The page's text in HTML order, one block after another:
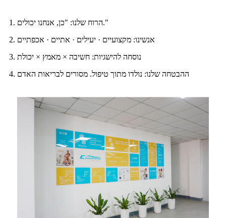
1. הרוח שלנו: "כן, אנחנו יכולים."
2. אנשינו: מקצועיים · יעילים · אתיים · אכפתיים
3. נוסחה להישגיות: חשיבה × מאמץ × יכולת
4. ההבטחה שלנו: נולדו מתוך טיפול. מסורים לבריאות האדם